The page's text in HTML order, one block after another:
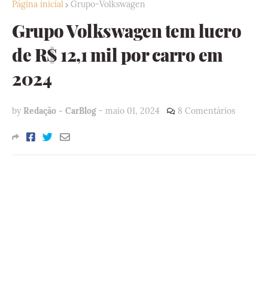
Página inicial Grupo-Volkswagen
Grupo Volkswagen tem lucro
de R$ 12,1 mil por carro em
2024
by Redação - CarBlog - maio 01, 2024 8 Comentários